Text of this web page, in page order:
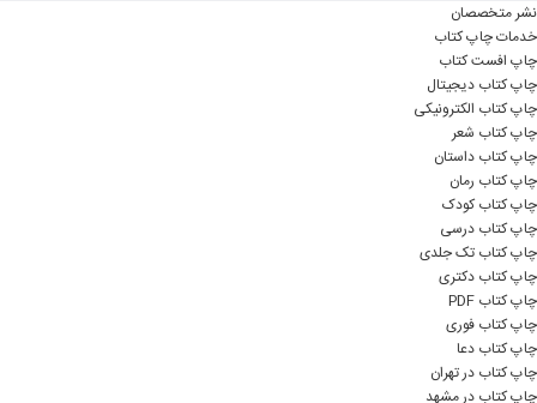
نشر متخصصان
خدمات چاپ کتاب
چاپ افست کتاب
چاپ کتاب دیجیتال
چاپ کتاب الکترونیکی
چاپ کتاب شعر
چاپ کتاب داستان
چاپ کتاب رمان
چاپ کتاب کودک
چاپ کتاب درسی
چاپ کتاب تک جلدی
چاپ کتاب دکتری
چاپ کتاب PDF
چاپ کتاب فوری
چاپ کتاب دعا
چاپ کتاب در تهران
چاپ کتاب در مشهد